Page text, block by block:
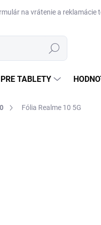
na vrátenie a reklamácie
Hľadať
TABLETY
Fólia Realme 10 5G